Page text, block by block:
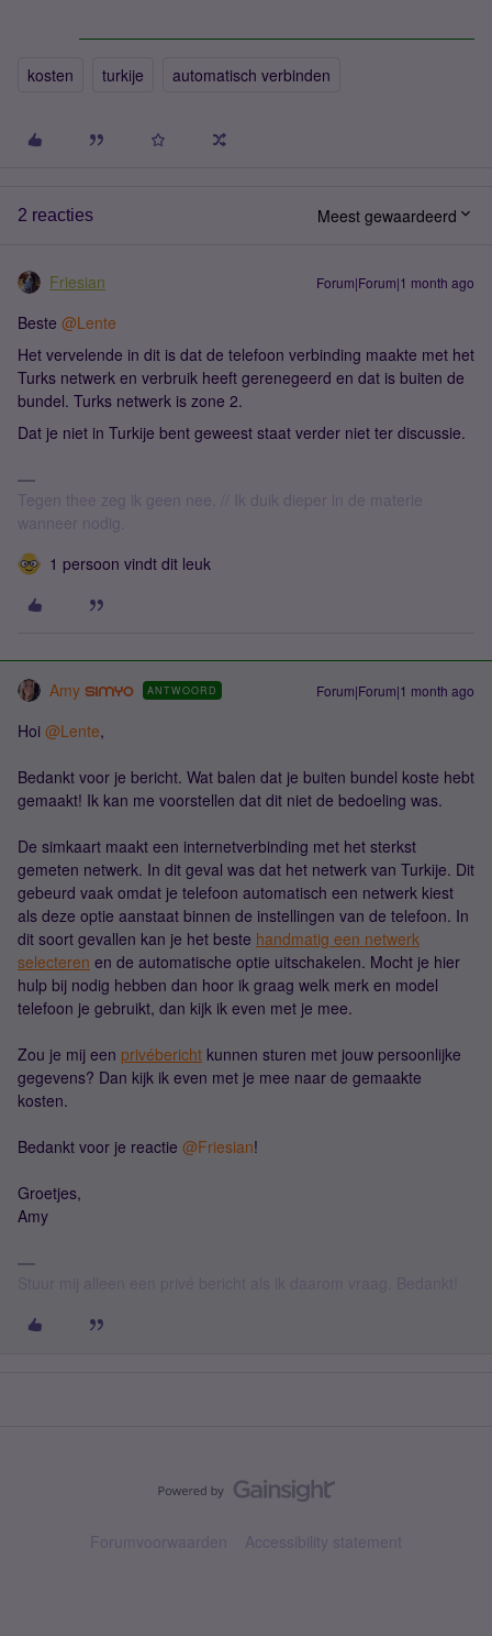
kosten turkije automatisch verbinden
2 reacties Meest gewaardeerd
Friesian Forum|Forum|1 month ago
Beste ​ @Lente
Het vervelende in dit is dat de telefoon verbinding maakte met het
Turks netwerk en verbruik heeft gerenegeerd en dat is buiten de
bundel. Turks netwerk is zone 2.
Dat je niet in Turkije bent geweest staat verder niet ter discussie.
Tegen thee zeg ik geen nee. // Ik duik dieper in de materie
wanneer nodig.
1 persoon vindt dit leuk
Amy ANTWOORD Forum|Forum|1 month ago
Hoi ​ @Lente,
Bedankt voor je bericht. Wat balen dat je buiten bundel koste hebt
gemaakt! Ik kan me voorstellen dat dit niet de bedoeling was.
De simkaart maakt een internetverbinding met het sterkst
gemeten netwerk. In dit geval was dat het netwerk van Turkije. Dit
gebeurd vaak omdat je telefoon automatisch een netwerk kiest
als deze optie aanstaat binnen de instellingen van de telefoon. In
dit soort gevallen kan je het beste handmatig een netwerk
selecteren en de automatische optie uitschakelen. Mocht je hier
hulp bij nodig hebben dan hoor ik graag welk merk en model
telefoon je gebruikt, dan kijk ik even met je mee.
Zou je mij een privébericht kunnen sturen met jouw persoonlijke
gegevens? Dan kijk ik even met je mee naar de gemaakte
kosten.
Bedankt voor je reactie ​ @Friesian!
Groetjes,
Amy
Forumvoorwaarden Accessibility statement